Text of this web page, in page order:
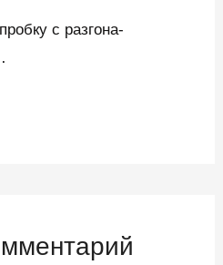
с разгона-